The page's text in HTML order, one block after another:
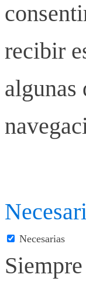
recibir
algunas
Necesarias